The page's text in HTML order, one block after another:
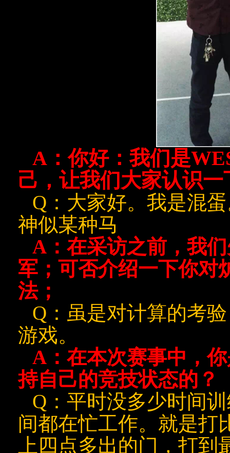
A ：你好：我们是
己，让我们大家认识一
Q ：大家好。我是混
神似某种马
A ：在采访之前，我
军；可否介绍一下你对
法；
Q ：虽是对计算的考
游戏。
A ：在本次赛事中，
持自己的竞技状态的？
Q ：平时没多少时间
间都在忙工作。就是打
上四点多出的门，打